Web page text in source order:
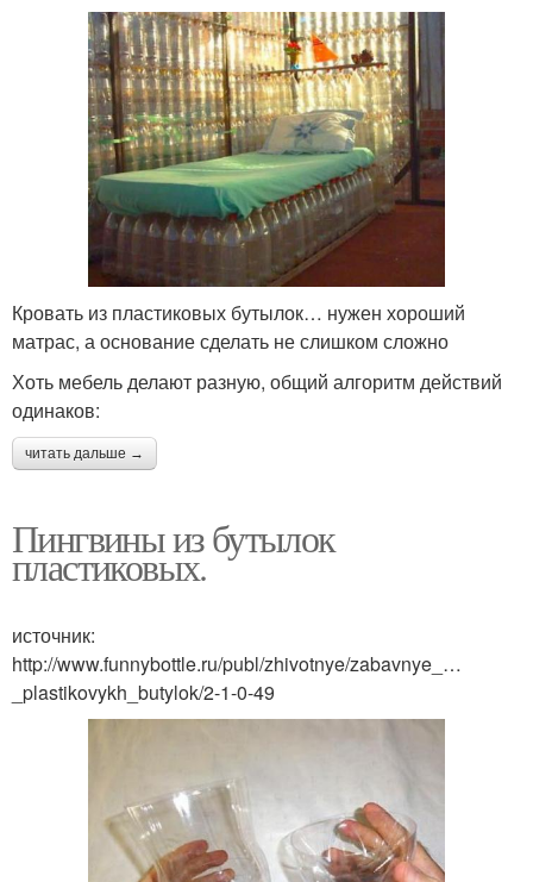
Кровать из пластиковых бутылок… нужен хороший
матрас, а основание сделать не слишком сложно
Хоть мебель делают разную, общий алгоритм действий
одинаков:
читать дальше →
Пингвины из бутылок
пластиковых.
источник:
http://www.funnybottle.ru/publ/zhivotnye/zabavnye_…
_plastikovykh_butylok/2-1-0-49